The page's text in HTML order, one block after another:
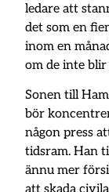
ledare att
det som en
inom en
om de inte blir
Sonen till
bör
någon press
tidsram. Han
ännu mer